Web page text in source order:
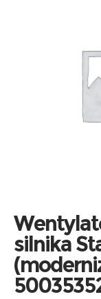
silnika